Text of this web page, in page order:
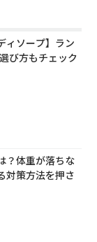
ィソープ】ラン
び方もチェック
？体重が落ちな
対策方法を押さ